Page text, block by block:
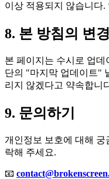
이상 적용되지 않습니다
8. 본 방침의 변경
본 페이지는 수시로 업
단의 "마지막 업데이트"
리지 않겠다고 약속합니
9. 문의하기
개인정보 보호에 대해 궁
락해 주세요.
📧